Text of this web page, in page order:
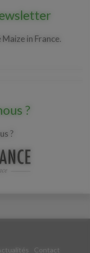
in France.
?
?
Contact